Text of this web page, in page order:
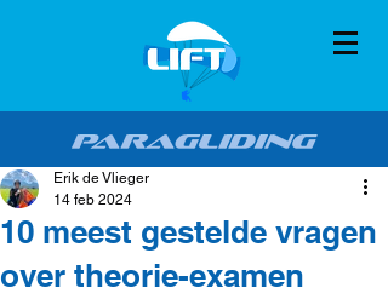
10 meest gestelde vragen
over theorie-examen
Erik de Vlieger
14 feb 2024